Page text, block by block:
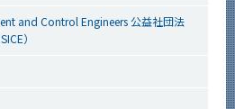
and Control Engineers 公益社団法
）